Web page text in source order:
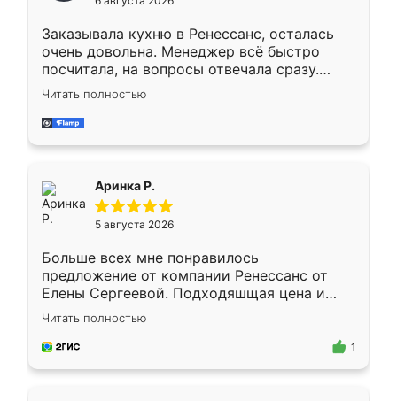
мебели буду заказывать только здесь.
Заказывала кухню в Ренессанс, осталась
очень довольна. Менеджер всё быстро
посчитала, на вопросы отвечала сразу.
Замерщик приехал в субботу, подошёл к
делу со всей ответственностью. Собрали
за день, ребята работали аккуратно, даже
Читать полностью
Аринка Р.
5 августа 2026
Больше всех мне понравилось
предложение от компании Ренессанс от
Елены Сергеевой. Подходяшщая цена и
короткие сроки изготовления. Приехавший
для замера сотрудник Владислав
предложил по моему эскизу самый
Читать полностью
1